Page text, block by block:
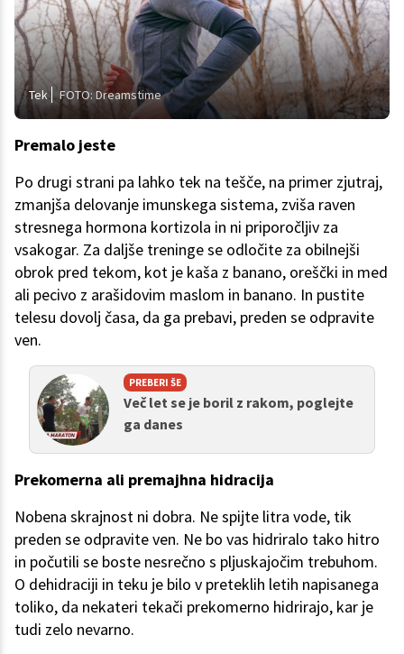
Tek FOTO: Dreamstime
Premalo jeste
Po drugi strani pa lahko tek na tešče, na primer zjutraj,
zmanjša delovanje imunskega sistema, zviša raven
stresnega hormona kortizola in ni priporočljiv za
vsakogar. Za daljše treninge se odločite za obilnejši
obrok pred tekom, kot je kaša z banano, oreščki in med
ali pecivo z arašidovim maslom in banano. In pustite
telesu dovolj časa, da ga prebavi, preden se odpravite
ven.
PREBERI ŠE
Več let se je boril z rakom, poglejte
ga danes
Prekomerna ali premajhna hidracija
Nobena skrajnost ni dobra. Ne spijte litra vode, tik
preden se odpravite ven. Ne bo vas hidriralo tako hitro
in počutili se boste nesrečno s pljuskajočim trebuhom.
O dehidraciji in teku je bilo v preteklih letih napisanega
toliko, da nekateri tekači prekomerno hidrirajo, kar je
tudi zelo nevarno.